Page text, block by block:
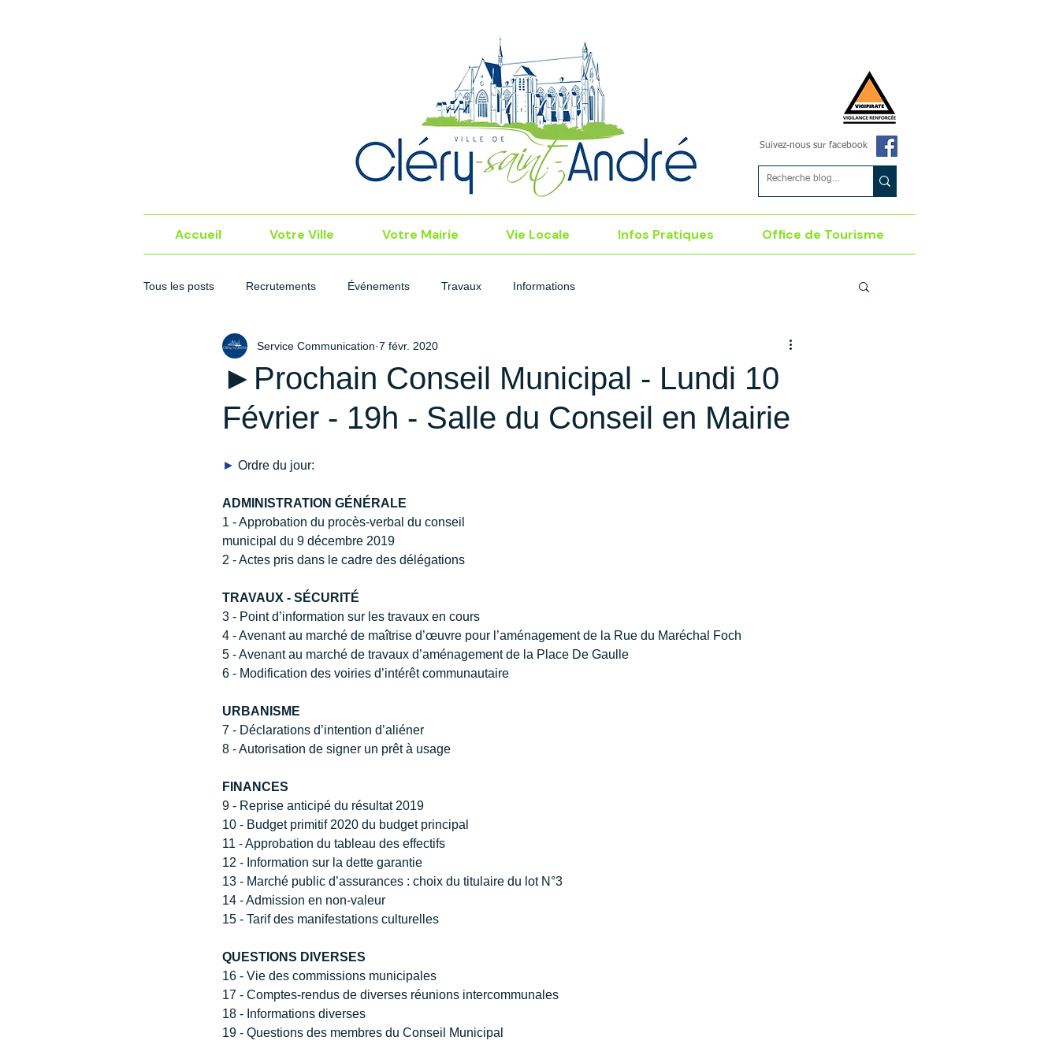
Suivez-nous sur facebook
Accueil Votre Ville Votre Mairie Vie Locale Infos Pratiques Office de Tourisme
Tous les posts Recrutements Événements Travaux Informations
►Prochain Conseil Municipal - Lundi 10
Février - 19h - Salle du Conseil en Mairie
Service Communication 7 févr. 2020
► Ordre du jour:
ADMINISTRATION GÉNÉRALE
1 - Approbation du procès-verbal du conseil
municipal du 9 décembre 2019
2 - Actes pris dans le cadre des délégations
TRAVAUX - SÉCURITÉ
3 - Point d’information sur les travaux en cours
4 - Avenant au marché de maîtrise d’œuvre pour l’aménagement de la Rue du Maréchal Foch
5 - Avenant au marché de travaux d’aménagement de la Place De Gaulle
6 - Modification des voiries d’intérêt communautaire
URBANISME
7 - Déclarations d’intention d’aliéner
8 - Autorisation de signer un prêt à usage
FINANCES
9 - Reprise anticipé du résultat 2019
10 - Budget primitif 2020 du budget principal
11 - Approbation du tableau des effectifs
12 - Information sur la dette garantie
13 - Marché public d’assurances : choix du titulaire du lot N°3
14 - Admission en non-valeur
15 - Tarif des manifestations culturelles
QUESTIONS DIVERSES
16 - Vie des commissions municipales
17 - Comptes-rendus de diverses réunions intercommunales
18 - Informations diverses
19 - Questions des membres du Conseil Municipal